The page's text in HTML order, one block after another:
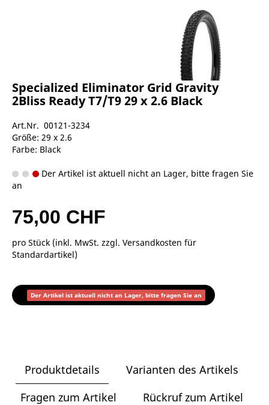
Specialized Eliminator Grid Gravity
2Bliss Ready T7/T9 29 x 2.6 Black
Art.Nr. 00121-3234
Größe: 29 x 2.6
Farbe: Black
Der Artikel ist aktuell nicht an Lager, bitte fragen Sie
an
75,00 CHF
pro Stück (inkl. MwSt. zzgl. Versandkosten für
Standardartikel)
Der Artikel ist aktuell nicht an Lager, bitte fragen Sie an
Produktdetails
Varianten des Artikels
Fragen zum Artikel
Rückruf zum Artikel